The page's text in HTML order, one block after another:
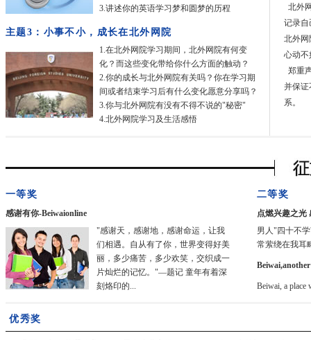
3.讲述你的英语学习梦和圆梦的历程
主题3：小事不小，成长在北外网院
1.在北外网院学习期间，北外网院有何变
化？而这些变化带给你什么方面的触动？
2.你的成长与北外网院有关吗？你在学习期
间或者结束学习后有什么变化愿意分享吗？
3.你与北外网院有没有不得不说的"秘密"
4.北外网院学习及生活感悟
北外
记录自
北外网
心动不
郑重
并保证
系。
一等奖
感谢有你-Beiwaionline
"感谢天，感谢地，感谢命运，让我
们相遇。自从有了你，世界变得好美
丽，多少痛苦，多少欢笑，交织成一
片灿烂的记忆。"—题记 童年有着深
刻烙印的...
二等奖
点燃兴趣之光
男人"四十不
常萦绕在我耳
Beiwai, a place
优秀奖